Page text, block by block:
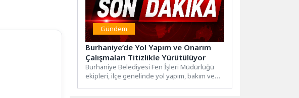
Gündem
Burhaniye’de Yol Yapım ve Onarım
Çalışmaları Titizlikle Yürütülüyor
Burhaniye Belediyesi Fen İşleri Müdürlüğü
ekipleri, ilçe genelinde yol yapım, bakım ve